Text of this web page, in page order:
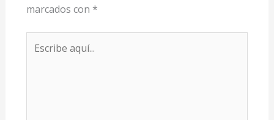
marcados con *
aquí...